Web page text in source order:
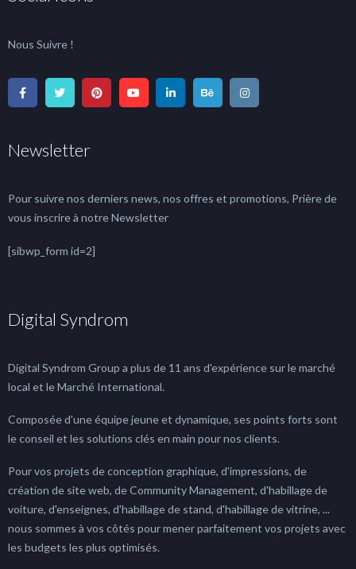
Nous Suivre !
Newsletter
Pour suivre nos derniers news, nos offres et promotions, Prière de
vous inscrire à notre Newsletter
[sibwp_form id=2]
Digital Syndrom
Digital Syndrom Group a plus de 11 ans d'expérience sur le marché
local et le Marché International.
Composée d'une équipe jeune et dynamique, ses points forts sont
le conseil et les solutions clés en main pour nos clients.
Pour vos projets de conception graphique, d'impressions, de
création de site web, de Community Management, d'habillage de
voiture, d'enseignes, d'habillage de stand, d'habillage de vitrine, ...
nous sommes à vos côtés pour mener parfaitement vos projets avec
les budgets les plus optimisés.